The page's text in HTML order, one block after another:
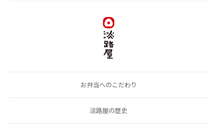
お弁当へのこだわり
淡路屋の歴史